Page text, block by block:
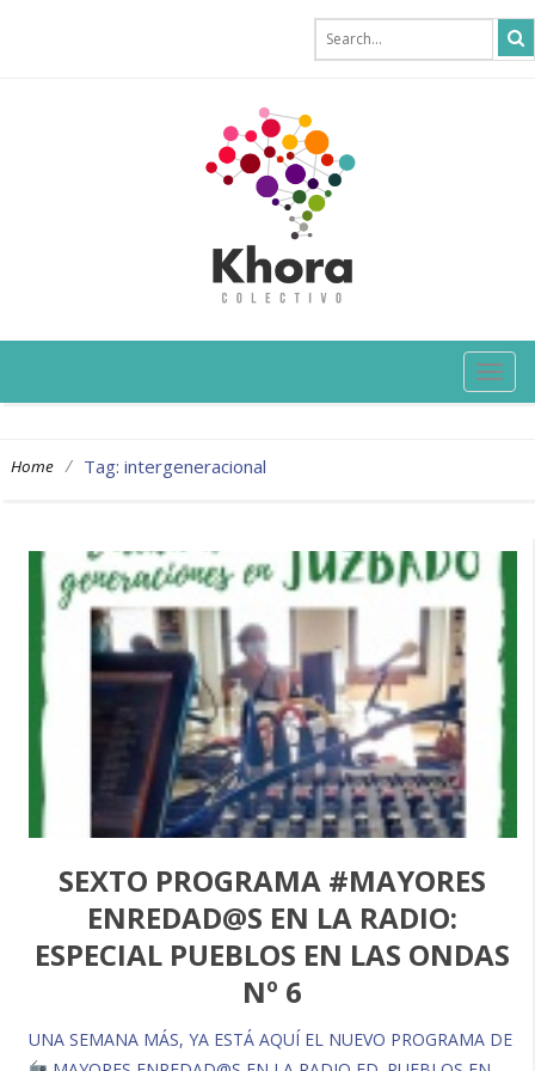
Home / Tag: intergeneracional
SEXTO PROGRAMA #MAYORES
ENREDAD@S EN LA RADIO:
ESPECIAL PUEBLOS EN LAS ONDAS
Nº 6
UNA SEMANA MÁS, YA ESTÁ AQUÍ EL NUEVO PROGRAMA DE